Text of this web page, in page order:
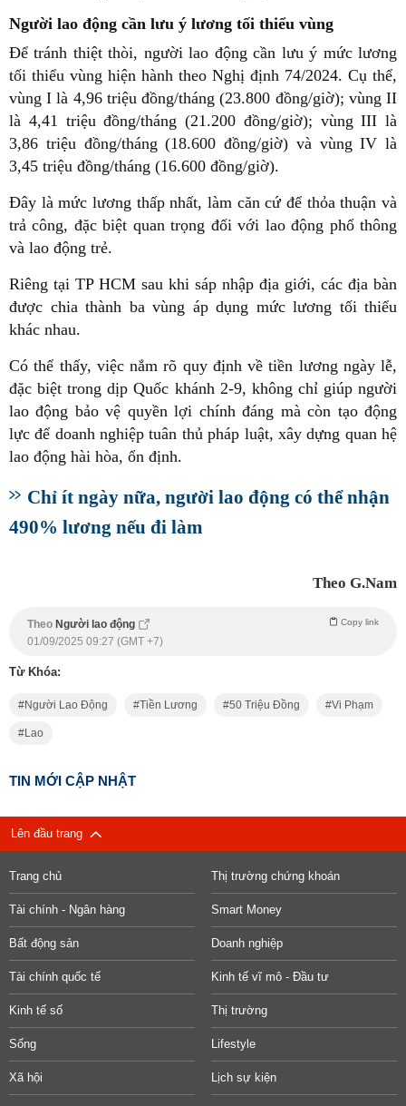
Người lao động cần lưu ý lương tối thiểu vùng
Để tránh thiệt thòi, người lao động cần lưu ý mức lương
tối thiểu vùng hiện hành theo Nghị định 74/2024. Cụ thể,
vùng I là 4,96 triệu đồng/tháng (23.800 đồng/giờ); vùng II
là 4,41 triệu đồng/tháng (21.200 đồng/giờ); vùng III là
3,86 triệu đồng/tháng (18.600 đồng/giờ) và vùng IV là
3,45 triệu đồng/tháng (16.600 đồng/giờ).
Đây là mức lương thấp nhất, làm căn cứ để thỏa thuận và
trả công, đặc biệt quan trọng đối với lao động phổ thông
và lao động trẻ.
Riêng tại TP HCM sau khi sáp nhập địa giới, các địa bàn
được chia thành ba vùng áp dụng mức lương tối thiểu
khác nhau.
Có thể thấy, việc nắm rõ quy định về tiền lương ngày lễ,
đặc biệt trong dịp Quốc khánh 2-9, không chỉ giúp người
lao động bảo vệ quyền lợi chính đáng mà còn tạo động
lực để doanh nghiệp tuân thủ pháp luật, xây dựng quan hệ
lao động hài hòa, ổn định.
Chỉ ít ngày nữa, người lao động có thể nhận
490% lương nếu đi làm
Theo G.Nam
Theo Người lao động Copy link
01/09/2025 09:27 (GMT +7)
Từ Khóa:
Người Lao Động Tiền Lương 50 Triệu Đồng Vi Phạm
Lao
TIN MỚI CẬP NHẬT
Lên đầu trang
Trang chủ Thị trường chứng khoán
Tài chính - Ngân hàng Smart Money
Bất động sản Doanh nghiệp
Tài chính quốc tế Kinh tế vĩ mô - Đầu tư
Kinh tế số Thị trường
Sống Lifestyle
Xã hội Lịch sự kiện